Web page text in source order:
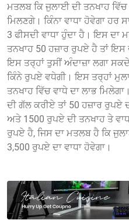
ਮਤਲਬ ਕਿ ਜੁਲਾਈ ਦੀ ਤਨਖਾਹ
ਮਿਲਣਗੇ। ਕਿੰਨਾ ਵਾਧਾ ਹੋਵੇਗਾ ਹਰ
3 ਫੀਸਦੀ ਵਾਧਾ ਹੁੰਦਾ ਹੈ। ਇਸ ਦਾ
ਤਨਖਾਹ 50 ਹਜ਼ਾਰ ਰੁਪਏ ਹੈ ਤਾਂ ਇਸ
ਇਸ ਤਰ੍ਹਾਂ ਤੁਸੀਂ ਅੰਦਾਜ਼ਾ ਲਗਾ
ਕਿੰਨੇ ਰੁਪਏ ਵਧੇਗੀ। ਇਸ ਤਰ੍ਹਾਂ
ਤਨਖਾਹ ਵਿੱਚ ਵਾਧੇ ਦਾ ਲਾਭ
ਦੀ ਗੱਲ ਕਰੀਏ ਤਾਂ 50 ਹਜ਼ਾਰ ਰੁਪਏ
ਅਤੇ 1500 ਰੁਪਏ ਦੀ ਤਨਖਾਹ ਤੇ
ਰੁਪਏ ਹੈ, ਜਿਸ ਦਾ ਮਤਲਬ ਹੈ ਕਿ
3,500 ਰੁਪਏ ਦਾ ਵਾਧਾ ਹੋਵੇਗਾ।